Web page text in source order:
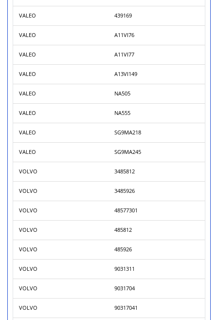
VALEO 439169
VALEO A11VI76
VALEO A11VI77
VALEO A13VI149
VALEO NA505
VALEO NA555
VALEO SG9MA218
VALEO SG9MA245
VOLVO 3485812
VOLVO 3485926
VOLVO 48577301
VOLVO 485812
VOLVO 485926
VOLVO 9031311
VOLVO 9031704
VOLVO 90317041